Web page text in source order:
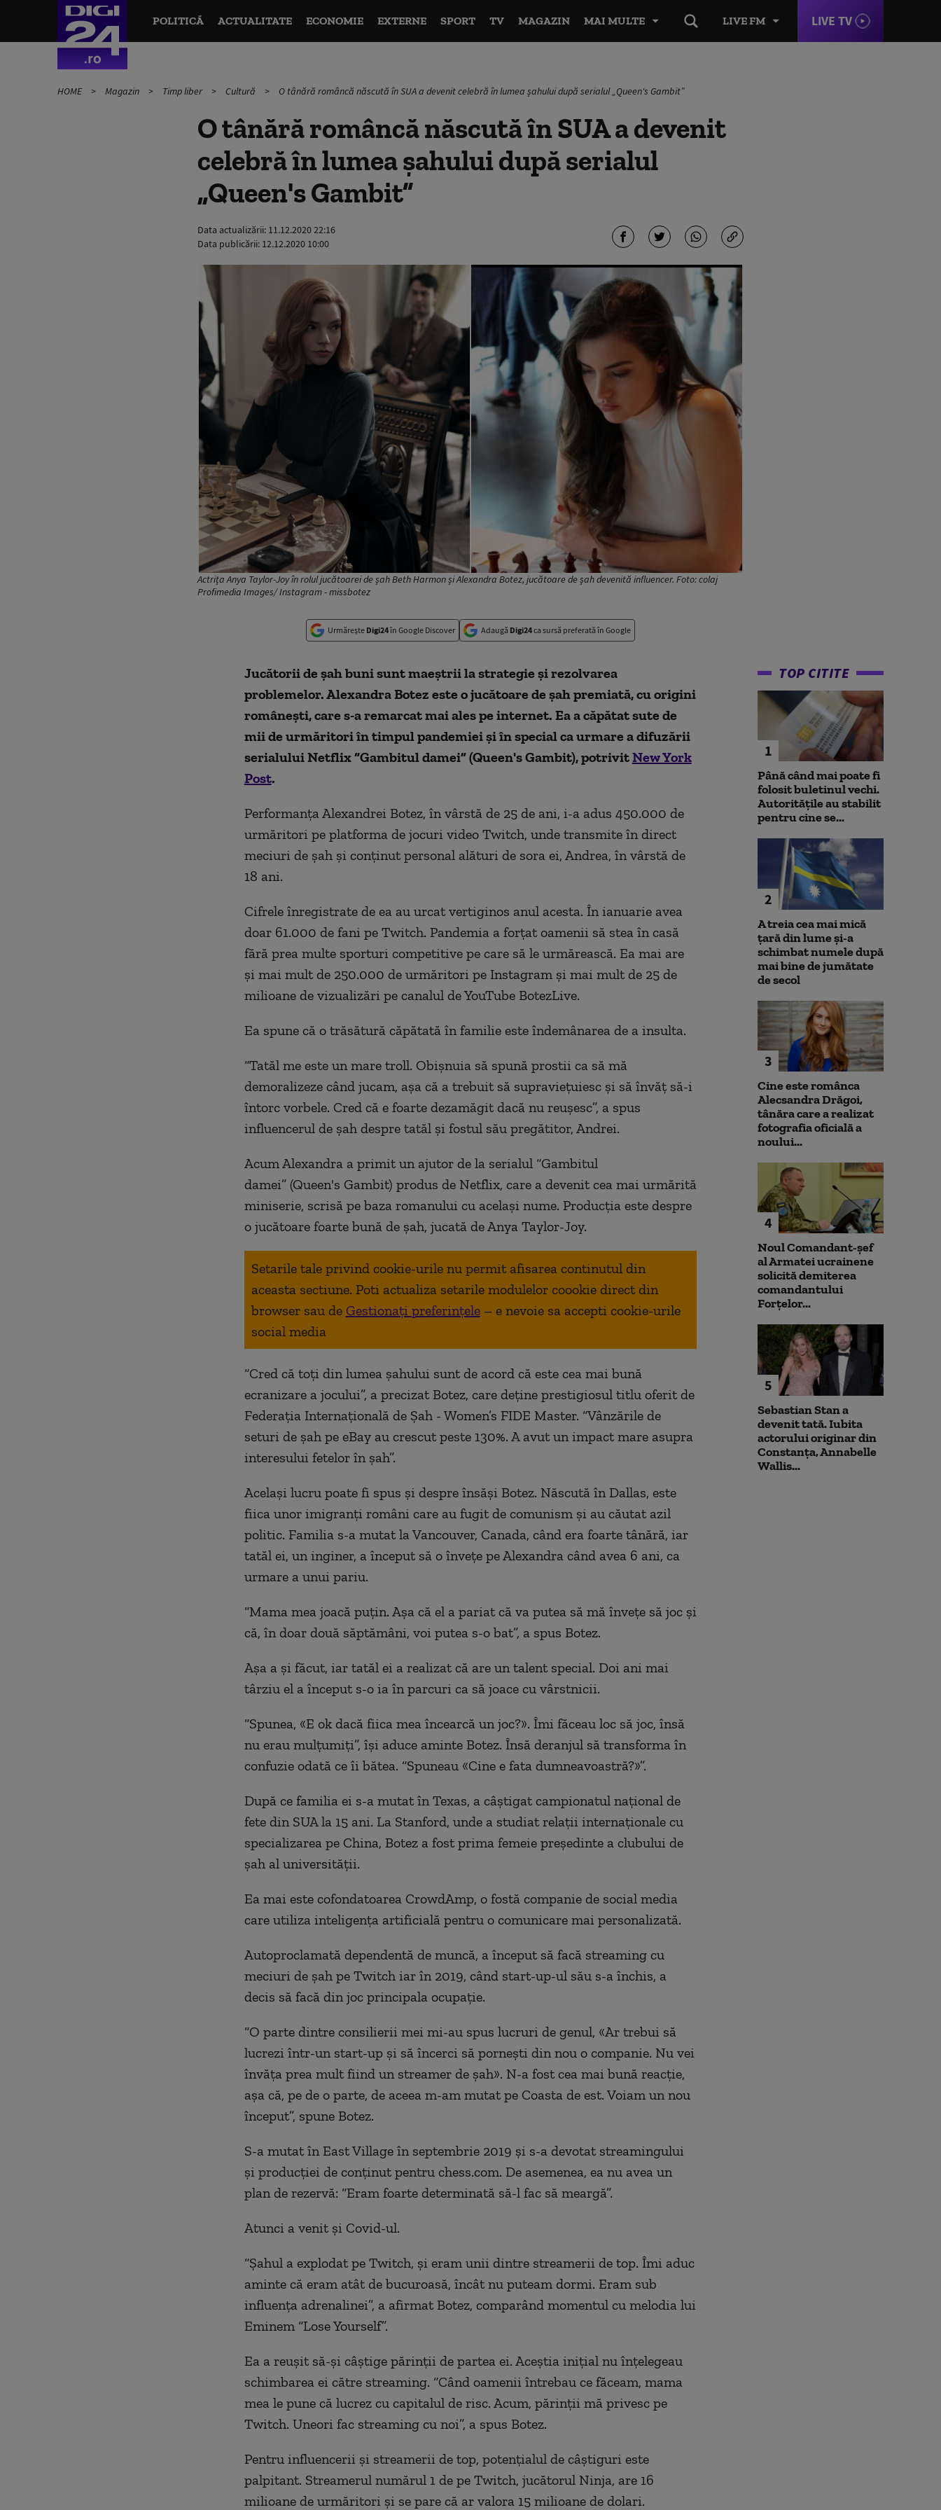
LIVE FM LIVE TV
POLITICĂ ACTUALITATE ECONOMIE EXTERNE SPORT TV MAGAZIN MAI MULTE
HOME Magazin Timp liber Cultură O tânără româncă născută în SUA a devenit celebră în lumea șahului după serialul „Queen's Gambit”
O tânără româncă născută în SUA a devenit
celebră în lumea șahului după serialul
„Queen's Gambit”
Data actualizării: 11.12.2020 22:16
Data publicării: 12.12.2020 10:00
Actrița Anya Taylor-Joy în rolul jucătoarei de șah Beth Harmon și Alexandra Botez, jucătoare de șah devenită influencer. Foto: colaj
Profimedia Images/ Instagram - missbotez
Urmărește Digi24în Google Discover Adaugă Digi24ca sursă preferată în Google
Jucătorii de șah buni sunt maeștrii la strategie și rezolvarea
problemelor. Alexandra Botez este o jucătoare de șah premiată, cu origini
românești, care s-a remarcat mai ales pe internet. Ea a căpătat sute de
mii de urmăritori în timpul pandemiei și în special ca urmare a difuzării
serialului Netflix “Gambitul damei” (Queen's Gambit), potrivitNew York
Post.
Performanța Alexandrei Botez, în vârstă de 25 de ani, i-a adus 450.000 de
urmăritori pe platforma de jocuri video Twitch, unde transmite în direct
meciuri de șah și conținut personal alături de sora ei, Andrea, în vârstă de
18 ani.
Cifrele înregistrate de ea au urcat vertiginos anul acesta. În ianuarie avea
doar 61.000 de fani pe Twitch. Pandemia a forțat oamenii să stea în casă
fără prea multe sporturi competitive pe care să le urmărească. Ea mai are
și mai mult de 250.000 de urmăritori pe Instagram și mai mult de 25 de
milioane de vizualizări pe canalul de YouTube BotezLive.
Ea spune că o trăsătură căpătată în familie este îndemânarea de a insulta.
“Tatăl me este un mare troll. Obișnuia să spună prostii ca să mă
demoralizeze când jucam, așa că a trebuit să supraviețuiesc și să învăț să-i
întorc vorbele. Cred că e foarte dezamăgit dacă nu reușesc”, a spus
influencerul de șah despre tatăl și fostul său pregătitor, Andrei.
Acum Alexandra a primit un ajutor de la serialul “Gambitul
damei” (Queen's Gambit) produs de Netflix, care a devenit cea mai urmărită
miniserie, scrisă pe baza romanului cu același nume. Producția este despre
o jucătoare foarte bună de șah, jucată de Anya Taylor-Joy.
Setarile tale privind cookie-urile nu permit afisarea continutul din
aceasta sectiune. Poti actualiza setarile modulelor coookie direct din
browser sau de Gestionați preferințele – e nevoie sa accepti cookie-urile
social media
“Cred că toți din lumea șahului sunt de acord că este cea mai bună
ecranizare a jocului”, a precizat Botez, care deține prestigiosul titlu oferit de
Federația Internațională de Șah - Women’s FIDE Master. “Vânzările de
seturi de șah pe eBay au crescut peste 130%. A avut un impact mare asupra
interesului fetelor în șah”.
Același lucru poate fi spus și despre însăși Botez. Născută în Dallas, este
fiica unor imigranți români care au fugit de comunism și au căutat azil
politic. Familia s-a mutat la Vancouver, Canada, când era foarte tânără, iar
tatăl ei, un inginer, a început să o învețe pe Alexandra când avea 6 ani, ca
urmare a unui pariu.
“Mama mea joacă puțin. Așa că el a pariat că va putea să mă învețe să joc și
că, în doar două săptămâni, voi putea s-o bat”, a spus Botez.
Așa a și făcut, iar tatăl ei a realizat că are un talent special. Doi ani mai
târziu el a început s-o ia în parcuri ca să joace cu vârstnicii.
“Spunea, «E ok dacă fiica mea încearcă un joc?». Îmi făceau loc să joc, însă
nu erau mulțumiți”, își aduce aminte Botez. Însă deranjul să transforma în
confuzie odată ce îi bătea. “Spuneau «Cine e fata dumneavoastră?»”.
După ce familia ei s-a mutat în Texas, a câștigat campionatul național de
fete din SUA la 15 ani. La Stanford, unde a studiat relații internaționale cu
specializarea pe China, Botez a fost prima femeie președinte a clubului de
șah al universității.
Ea mai este cofondatoarea CrowdAmp, o fostă companie de social media
care utiliza inteligența artificială pentru o comunicare mai personalizată.
Autoproclamată dependentă de muncă, a început să facă streaming cu
meciuri de șah pe Twitch iar în 2019, când start-up-ul său s-a închis, a
decis să facă din joc principala ocupație.
“O parte dintre consilierii mei mi-au spus lucruri de genul, «Ar trebui să
lucrezi într-un start-up și să încerci să pornești din nou o companie. Nu vei
învăța prea mult fiind un streamer de șah». N-a fost cea mai bună reacție,
așa că, pe de o parte, de aceea m-am mutat pe Coasta de est. Voiam un nou
început”, spune Botez.
S-a mutat în East Village în septembrie 2019 și s-a devotat streamingului
și producției de conținut pentru chess.com. De asemenea, ea nu avea un
plan de rezervă: “Eram foarte determinată să-l fac să meargă”.
Atunci a venit și Covid-ul.
“Șahul a explodat pe Twitch, și eram unii dintre streamerii de top. Îmi aduc
aminte că eram atât de bucuroasă, încât nu puteam dormi. Eram sub
influența adrenalinei”, a afirmat Botez, comparând momentul cu melodia lui
Eminem “Lose Yourself”.
Ea a reușit să-și câștige părinții de partea ei. Aceștia inițial nu înțelegeau
schimbarea ei către streaming. “Când oamenii întrebau ce făceam, mama
mea le pune că lucrez cu capitalul de risc. Acum, părinții mă privesc pe
Twitch. Uneori fac streaming cu noi”, a spus Botez.
Pentru influencerii și streamerii de top, potențialul de câștiguri este
palpitant. Streamerul numărul 1 de pe Twitch, jucătorul Ninja, are 16
milioane de urmăritori și se pare că ar valora 15 milioane de dolari.
TOP CITITE
1
Până când mai poate fi
folosit buletinul vechi.
Autoritățile au stabilit
pentru cine se...
2
A treia cea mai mică
țară din lume și-a
schimbat numele după
mai bine de jumătate
de secol
3
Cine este românca
Alecsandra Drăgoi,
tânăra care a realizat
fotografia oficială a
noului...
4
Noul Comandant-șef
al Armatei ucrainene
solicită demiterea
comandantului
Forțelor...
5
Sebastian Stan a
devenit tată. Iubita
actorului originar din
Constanța, Annabelle
Wallis...